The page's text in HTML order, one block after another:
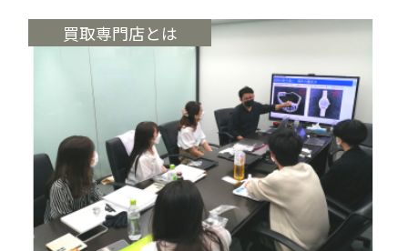
ョンが強み 専門性...
買取専門店とは